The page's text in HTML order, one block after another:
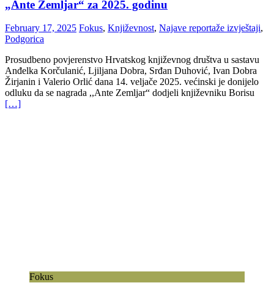
„Ante Zemljar“ za 2025. godinu
February 17, 2025 Fokus, Književnost, Najave reportaže izvještaji,
Podgorica
Prosudbeno povjerenstvo Hrvatskog književnog društva u sastavu
Anđelka Korčulanić, Ljiljana Dobra, Srđan Duhović, Ivan Dobra
Žirjanin i Valerio Orlić dana 14. veljače 2025. većinski je donijelo
odluku da se nagrada ,,Ante Zemljar“ dodjeli književniku Borisu
[…]
Fokus